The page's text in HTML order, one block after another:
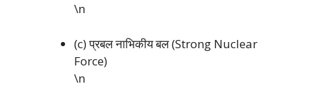
\n
(c) प्रबल नाभिकीय बल (Strong Nuclear
Force)
\n